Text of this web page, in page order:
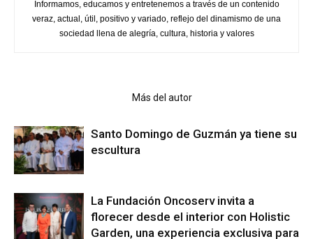
Informamos, educamos y entretenemos a través de un contenido
veraz, actual, útil, positivo y variado, reflejo del dinamismo de una
sociedad llena de alegría, cultura, historia y valores
Más del autor
Santo Domingo de Guzmán ya tiene su
escultura
La Fundación Oncoserv invita a
florecer desde el interior con Holistic
Garden, una experiencia exclusiva para